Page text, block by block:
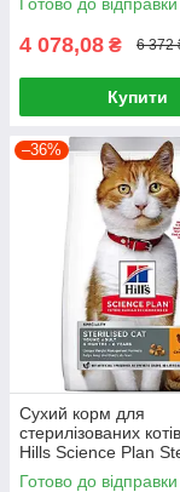
4 078,08 ₴ 6 372
Купити
–36%
Сухий корм для
стерилізованих
Hills Science Plan
Cat Young Adult
Готово до відправки